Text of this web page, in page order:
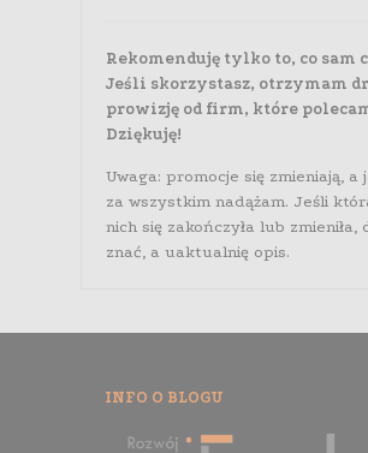
Rekomenduję tylko to, co sam
Jeśli skorzystasz, otrzymam
prowizję od firm, które
Dziękuję!
Uwaga: promocje się zmieniają, a
za wszystkim nadążam. Jeśli
nich się zakończyła lub zmieniła,
znać, a uaktualnię opis.
INFO O BLOGU